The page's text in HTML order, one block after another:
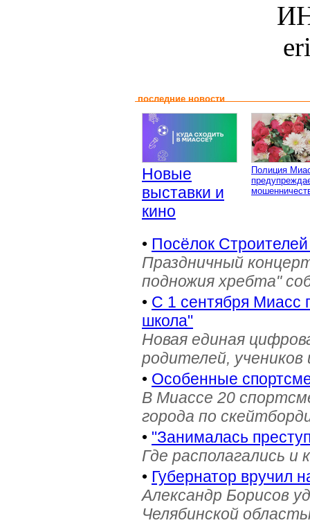
последние новости
Новые
выставки и
кино
Полиция
• Посёлок
Праздничный
подножия хребта"
• С 1 сентября Миасс
школа"
Новая единая
родителей, учеников
• Особенные
В Миассе 20
города по
• "Занималась
Где располагались и
• Губернатор вручил
Александр Борисов
Челябинской